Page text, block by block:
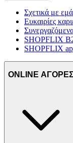
Σχετικά με
Ευκαιρίες
SHOPFLIX
SHOPFLIX
ONLINE